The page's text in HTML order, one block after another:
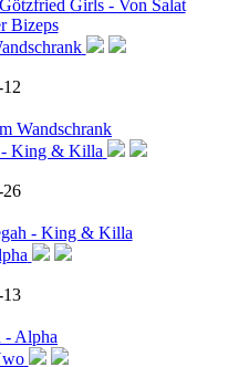
Girls - Von Salat
Bizeps
Wandschrank
26
- King & Killa
13
- Alpha